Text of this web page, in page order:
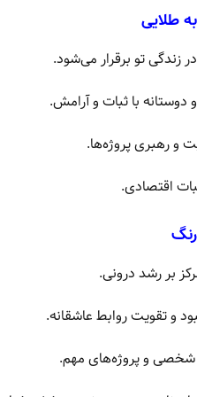
طلایی
زندگی تو برقرار می‌شود.
دوستانه با ثبات و آرامش.
و رهبری پروژه‌ها.
اقتصادی.
بر رشد درونی.
و تقویت روابط عاشقانه.
شخصی و پروژه‌های مهم.